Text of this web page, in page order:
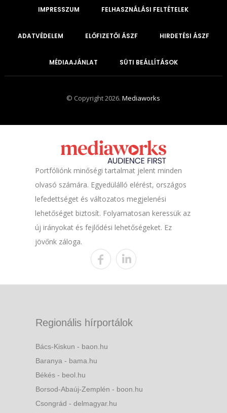
IMPRESSZUM FELHASZNÁLÁSI FELTÉTELEK
ADATVÉDELEM ELŐFIZETŐI ÁSZF HIRDETÉSI ÁSZF
MÉDIAAJÁNLAT SÜTI BEÁLLÍTÁSOK
© Copyright 2026.Mediaworks
Portfóliónk minőségi tartalmat jelent minden
olvasó számára. Egyedülálló elérést, országos
lefedettséget és változatos megjelenési
lehetőséget biztosít. Folyamatosan keressük az
új irányokat és fejlődési lehetőségeket. Ez
jövőnk záloga.
Regionális hírportálok
Bács-Kiskun - baon.hu
Baranya - bama.hu
Békés - beol.hu
Borsod-Abaúj-Zemplén - boon.hu
Csongrád - delmagyar.hu